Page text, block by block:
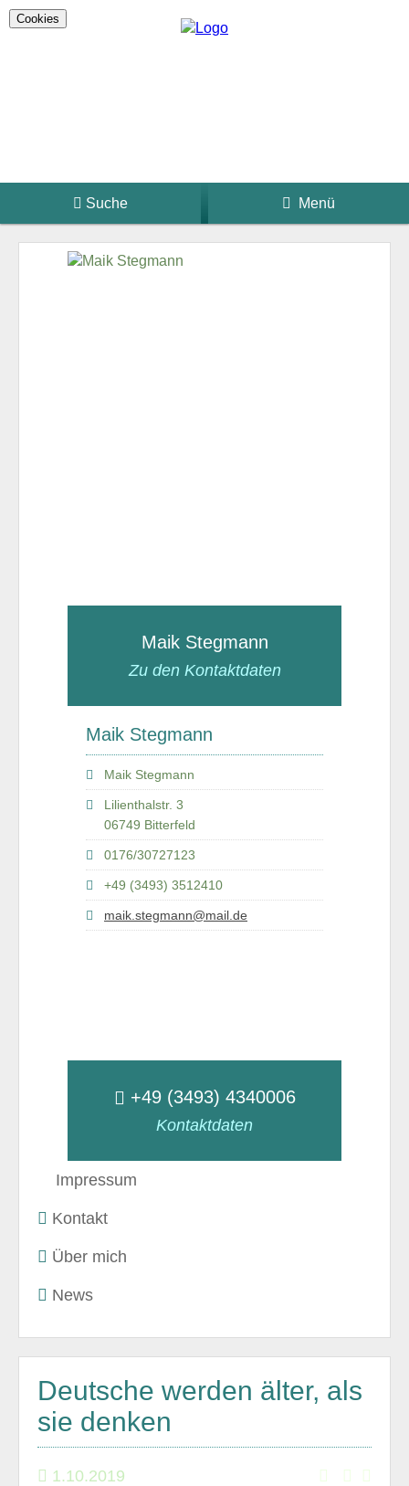
Suche Menü
Maik Stegmann
Zu den Kontaktdaten
Maik Stegmann
Maik Stegmann
Lilienthalstr. 3
06749 Bitterfeld
0176/30727123
+49 (3493) 3512410
maik.stegmann@mail.de
+49 (3493) 4340006
Kontaktdaten
Impressum
Kontakt
Über mich
News
Deutsche werden älter, als
sie denken
1.10.2019
Cookies